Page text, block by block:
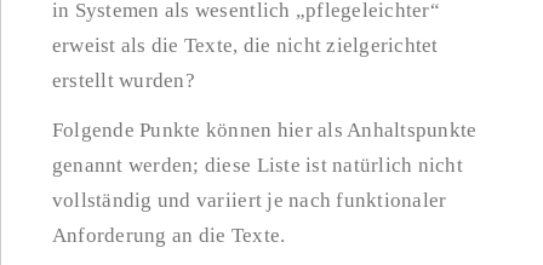
in Systemen als wesentlich „pflegeleichter“
erweist als die Texte, die nicht zielgerichtet
erstellt wurden?
Folgende Punkte können hier als Anhaltspunkte
genannt werden; diese Liste ist natürlich nicht
vollständig und variiert je nach funktionaler
Anforderung an die Texte.